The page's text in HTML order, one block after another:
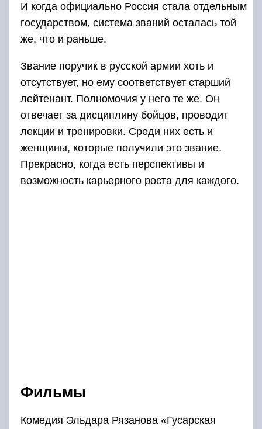
И когда официально Россия стала отдельным
государством, система званий осталась той
же, что и раньше.
Звание поручик в русской армии хоть и
отсутствует, но ему соответствует старший
лейтенант. Полномочия у него те же. Он
отвечает за дисциплину бойцов, проводит
лекции и тренировки. Среди них есть и
женщины, которые получили это звание.
Прекрасно, когда есть перспективы и
возможность карьерного роста для каждого.
Фильмы
Комедия Эльдара Рязанова «Гусарская